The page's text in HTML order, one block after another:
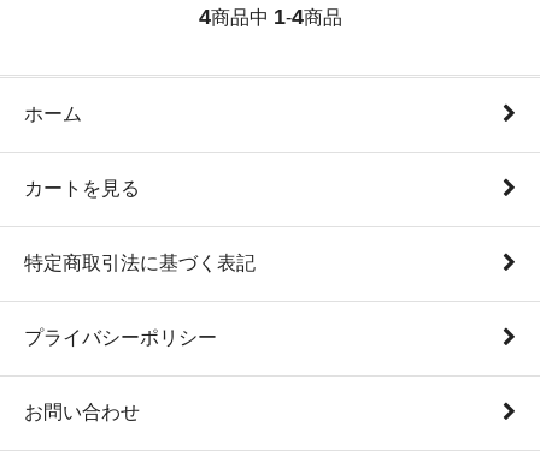
4商品中 1-4商品
ホーム
カートを見る
特定商取引法に基づく表記
プライバシーポリシー
お問い合わせ